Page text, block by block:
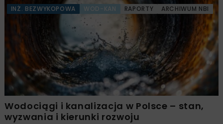
INŻ. BEZWYKOPOWA WOD-KAN RAPORTY ARCHIWUM NBI
Wodociągi i kanalizacja w Polsce – stan,
wyzwania i kierunki rozwoju